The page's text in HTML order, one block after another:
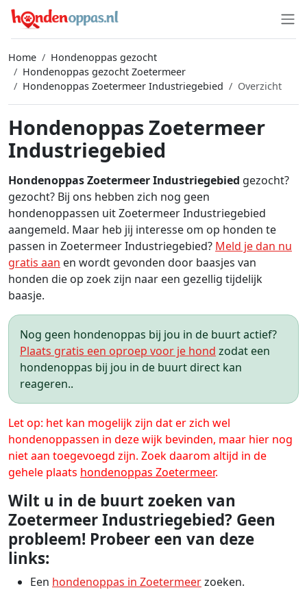
Home
Hondenoppas gezocht
Hondenoppas gezocht Zoetermeer
Hondenoppas Zoetermeer Industriegebied
Overzicht
Hondenoppas Zoetermeer
Industriegebied
Hondenoppas Zoetermeer Industriegebied gezocht?
gezocht? Bij ons hebben zich nog geen
hondenoppassen uit Zoetermeer Industriegebied
aangemeld. Maar heb jij interesse om op honden te
passen in Zoetermeer Industriegebied? Meld je dan nu
gratis aan en wordt gevonden door baasjes van
honden die op zoek zijn naar een gezellig tijdelijk
baasje.
Nog geen hondenoppas bij jou in de buurt actief?
Plaats gratis een oproep voor je hond zodat een
hondenoppas bij jou in de buurt direct kan
reageren..
Let op: het kan mogelijk zijn dat er zich wel
hondenoppassen in deze wijk bevinden, maar hier nog
niet aan toegevoegd zijn. Zoek daarom altijd in de
gehele plaats hondenoppas Zoetermeer.
Wilt u in de buurt zoeken van
Zoetermeer Industriegebied? Geen
probleem! Probeer een van deze
links:
Een hondenoppas in Zoetermeerzoeken.